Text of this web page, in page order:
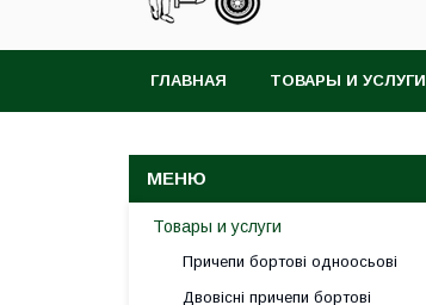
ГЛАВНАЯ ТОВАРЫ И УСЛУГИ
Товары и услуги
Причепи бортові одноосьові
Двовісні причепи бортові